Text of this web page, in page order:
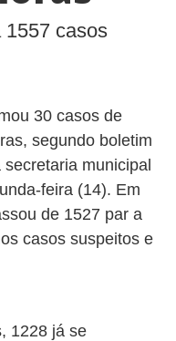
1557 casos
30 casos de
segundo boletim
municipal
feira (14). Em
de 1527 par a
casos suspeitos e
1228 já se